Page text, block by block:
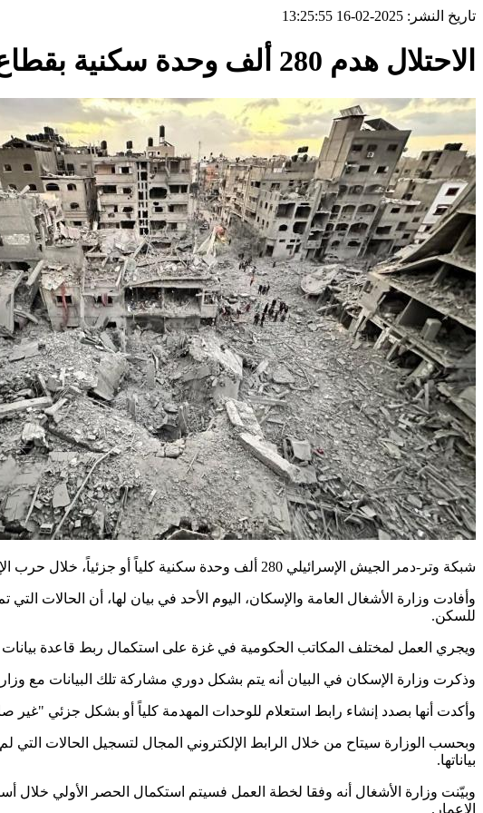
تاريخ النشر: 2025-02-16 13:25:55
الاحتلال هدم 280 ألف وحدة سكنية بقطاع غزة
شبكة وتر-دمر الجيش الإسرائيلي 280 ألف وحدة سكنية كلياً أو جزئياً، خلال حرب الإبادة الجماعية على قطاع غزة،.
للسكن.
ويجري العمل لمختلف المكاتب الحكومية في غزة على استكمال ربط قاعدة بيانات
وذكرت وزارة الإسكان في البيان أنه يتم بشكل دوري مشاركة تلك البيانات مع
وأكدت أنها بصدد إنشاء رابط استعلام للوحدات المهدمة كلياً أو بشكل جزئي "غير
وبحسب الوزارة سيتاح من خلال الرابط الإلكتروني المجال لتسجيل الحالات التي
بياناتها.
وبيّنت وزارة الأشغال أنه وفقا لخطة العمل فسيتم استكمال الحصر الأولي خلال
الإعمار.